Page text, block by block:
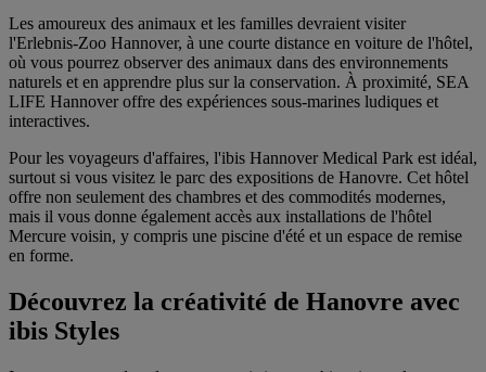
Les amoureux des animaux et les familles devraient visiter
l'Erlebnis-Zoo Hannover, à une courte distance en voiture de l'hôtel,
où vous pourrez observer des animaux dans des environnements
naturels et en apprendre plus sur la conservation. À proximité, SEA
LIFE Hannover offre des expériences sous-marines ludiques et
interactives.
Pour les voyageurs d'affaires, l'ibis Hannover Medical Park est idéal,
surtout si vous visitez le parc des expositions de Hanovre. Cet hôtel
offre non seulement des chambres et des commodités modernes,
mais il vous donne également accès aux installations de l'hôtel
Mercure voisin, y compris une piscine d'été et un espace de remise
en forme.
Découvrez la créativité de Hanovre avec
ibis Styles